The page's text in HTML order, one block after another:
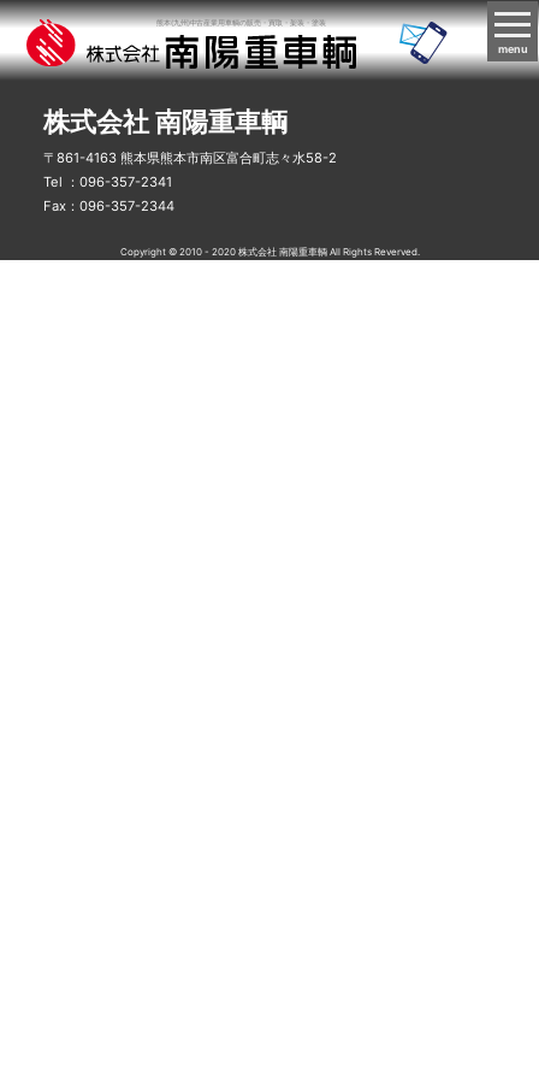
熊本(九州)中古産業用車輌の販売・買取・架装・塗装
menu
株式会社 南陽重車輌
〒861-4163 熊本県熊本市南区富合町志々水58-2
Tel ：096-357-2341
Fax：096-357-2344
Copyright © 2010 - 2020 株式会社 南陽重車輌 All Rights Reverved.